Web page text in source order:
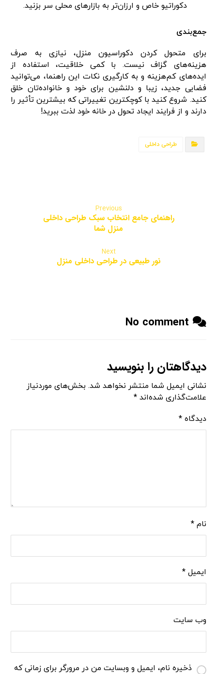
دکوراتیو خاص و ارزان‌تر به بازارهای محلی سر بزنید.
جمع‌بندی
برای متحول کردن دکوراسیون منزل، نیازی به صرف
هزینه‌های گزاف نیست. با کمی خلاقیت، استفاده از
ایده‌های کم‌هزینه و به کارگیری نکات این راهنما، می‌توانید
فضایی جدید، زیبا و دلنشین برای خود و خانواده‌تان خلق
کنید. شروع کنید با کوچکترین تغییراتی که بیشترین تأثیر را
دارند و از فرایند ایجاد تحول در خانه خود لذت ببرید!
طراحی داخلی
Previous
راهنمای جامع انتخاب سبک طراحی داخلی
منزل شما
Next
نور طبیعی در طراحی داخلی منزل
No comment
دیدگاهتان را بنویسید
نشانی ایمیل شما منتشر نخواهد شد. بخش‌های موردنیاز
علامت‌گذاری شده‌اند*
دیدگاه*
نام*
ایمیل*
وب‌ سایت
ذخیره نام، ایمیل و وبسایت من در مرورگر برای زمانی که